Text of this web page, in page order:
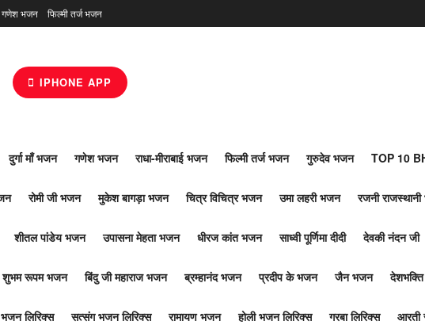
गणेश भजन फिल्मी तर्ज भजन
IPHONE APP
दुर्गा माँ भजन गणेश भजन राधा-मीराबाई भजन फिल्मी तर्ज भजन गुरुदेव भजन TOP 10
रोमी जी भजन मुकेश बागड़ा भजन चित्र विचित्र भजन उमा लहरी भजन रजनी
शीतल पांडेय भजन उपासना मेहता भजन धीरज कांत भजन साध्वी पूर्णिमा दीदी देवकी नंदन जी
शुभम रूपम भजन बिंदु जी महाराज भजन ब्रम्हानंद भजन प्रदीप के भजन जैन भजन
लिरिक्स सत्संग भजन लिरिक्स रामायण भजन होली भजन लिरिक्स गरबा लिरिक्स आरती